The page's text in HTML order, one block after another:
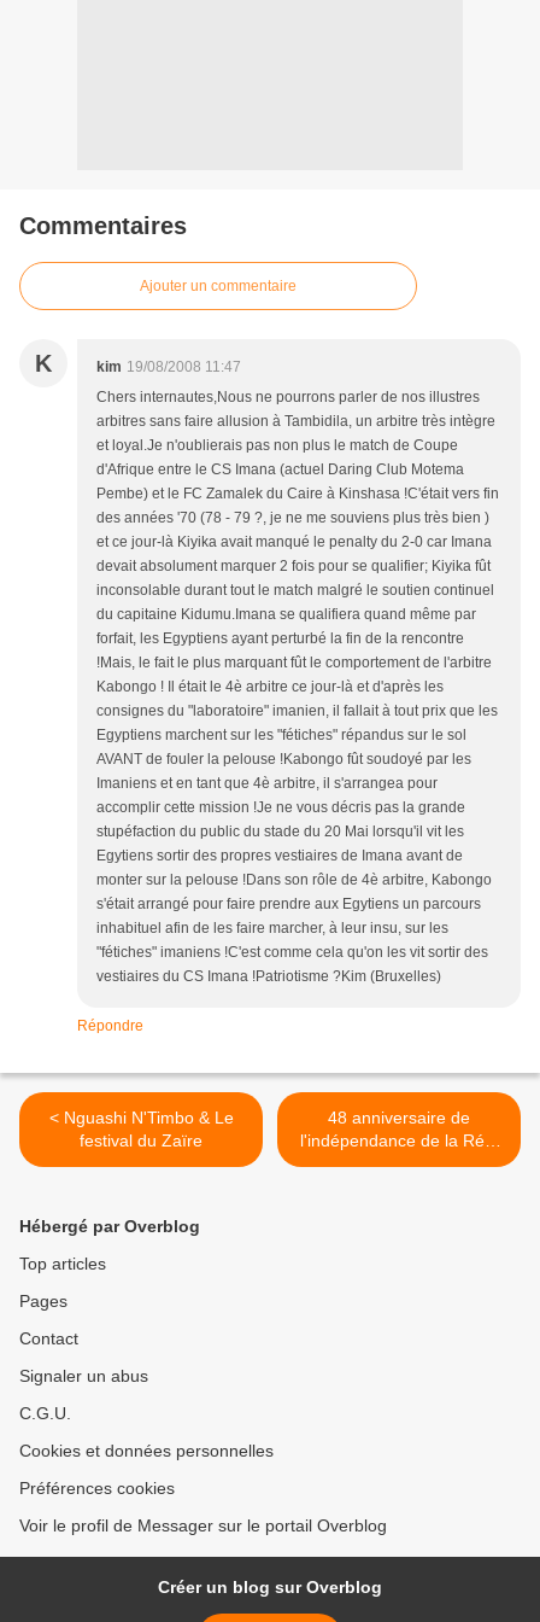
Commentaires
Ajouter un commentaire
K kim 19/08/2008 11:47
Chers internautes,Nous ne pourrons parler de nos illustres
arbitres sans faire allusion à Tambidila, un arbitre très intègre
et loyal.Je n'oublierais pas non plus le match de Coupe
d'Afrique entre le CS Imana (actuel Daring Club Motema
Pembe) et le FC Zamalek du Caire à Kinshasa !C'était vers fin
des années '70 (78 - 79 ?, je ne me souviens plus très bien )
et ce jour-là Kiyika avait manqué le penalty du 2-0 car Imana
devait absolument marquer 2 fois pour se qualifier; Kiyika fût
inconsolable durant tout le match malgré le soutien continuel
du capitaine Kidumu.Imana se qualifiera quand même par
forfait, les Egyptiens ayant perturbé la fin de la rencontre
!Mais, le fait le plus marquant fût le comportement de l'arbitre
Kabongo ! Il était le 4è arbitre ce jour-là et d'après les
consignes du "laboratoire" imanien, il fallait à tout prix que les
Egyptiens marchent sur les "fétiches" répandus sur le sol
AVANT de fouler la pelouse !Kabongo fût soudoyé par les
Imaniens et en tant que 4è arbitre, il s'arrangea pour
accomplir cette mission !Je ne vous décris pas la grande
stupéfaction du public du stade du 20 Mai lorsqu'il vit les
Egytiens sortir des propres vestiaires de Imana avant de
monter sur la pelouse !Dans son rôle de 4è arbitre, Kabongo
s'était arrangé pour faire prendre aux Egytiens un parcours
inhabituel afin de les faire marcher, à leur insu, sur les
"fétiches" imaniens !C'est comme cela qu'on les vit sortir des
vestiaires du CS Imana !Patriotisme ?Kim (Bruxelles)
Répondre
< Nguashi N'Timbo & Le
festival du Zaïre
48 anniversaire de
l'indépendance de la Rép.
du Congo >
Hébergé par Overblog
Top articles
Pages
Contact
Signaler un abus
C.G.U.
Cookies et données personnelles
Préférences cookies
Voir le profil de Messager sur le portail Overblog
Créer un blog sur Overblog